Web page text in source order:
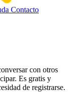
Contacto
con otros
Es gratis y
de registrarse.